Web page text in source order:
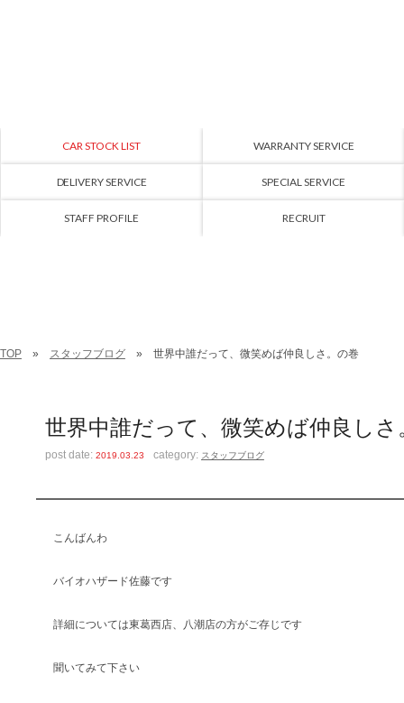
CAR STOCK LIST WARRANTY SERVICE
DELIVERY SERVICE SPECIAL SERVICE
STAFF PROFILE RECRUIT
TOP スタッフブログ 世界中誰だって、微笑めば仲良しさ。の巻
世界中誰だって、微笑めば仲良しさ
post date:2019.03.23 category: スタッフブログ
こんばんわ
バイオハザード佐藤です
詳細については東葛西店、八潮店の方がご存じです
聞いてみて下さい